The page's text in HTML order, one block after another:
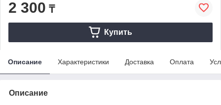
2 300 ₸
Купить
Описание Характеристики Доставка Оплата
Описание